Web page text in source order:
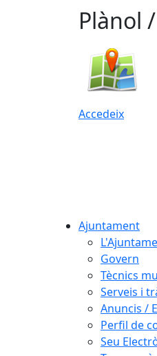
Plànol
Accedeix
Ajuntament
Govern
Tècnics
Serveis i
Anuncis /
Perfil de
Seu